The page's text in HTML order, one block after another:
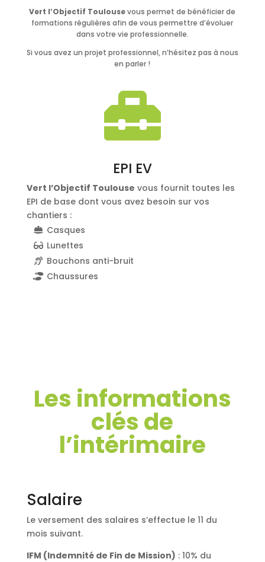
Vert l’Objectif Toulousevous permet de bénéficier de
formations régulières afin de vous permettre d’évoluer
dans votre vie professionnelle.
Si vous avez un projet professionnel, n’hésitez pas à nous
en parler !

EPI EV
Vert l’Objectif Toulouse vous fournit toutes les
EPI de base dont vous avez besoin sur vos
chantiers :
Casques
Lunettes
Bouchons anti-bruit
Chaussures
Les informations
clés de
l’intérimaire
Salaire
Le versement des salaires s’effectue le 11 du
mois suivant.
IFM (Indemnité de Fin de Mission) : 10% du